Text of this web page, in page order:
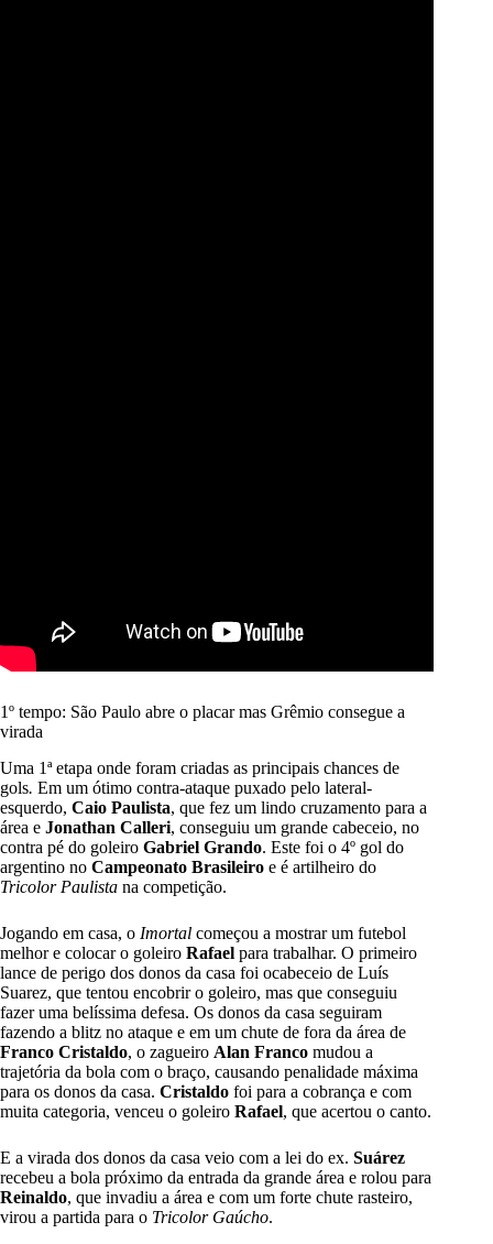
1º tempo: São Paulo abre o placar mas Grêmio consegue a
virada
Uma 1ª etapa onde foram criadas as principais chances de
gols. Em um ótimo contra-ataque puxado pelo lateral-
esquerdo, Caio Paulista, que fez um lindo cruzamento para a
área e Jonathan Calleri, conseguiu um grande cabeceio, no
contra pé do goleiro Gabriel Grando. Este foi o 4º gol do
argentino no Campeonato Brasileiro e é artilheiro do
Tricolor Paulista na competição.
Jogando em casa, o Imortal começou a mostrar um futebol
melhor e colocar o goleiro Rafael para trabalhar. O primeiro
lance de perigo dos donos da casa foi ocabeceio de Luís
Suarez, que tentou encobrir o goleiro, mas que conseguiu
fazer uma belíssima defesa. Os donos da casa seguiram
fazendo a blitz no ataque e em um chute de fora da área de
Franco Cristaldo, o zagueiro Alan Franco mudou a
trajetória da bola com o braço, causando penalidade máxima
para os donos da casa. Cristaldo foi para a cobrança e com
muita categoria, venceu o goleiro Rafael, que acertou o canto.
E a virada dos donos da casa veio com a lei do ex. Suárez
recebeu a bola próximo da entrada da grande área e rolou para
Reinaldo, que invadiu a área e com um forte chute rasteiro,
virou a partida para o Tricolor Gaúcho.